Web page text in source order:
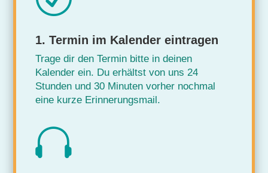
1. Termin im Kalender eintragen
Trage dir den Termin bitte in deinen
Kalender ein. Du erhältst von uns 24
Stunden und 30 Minuten vorher nochmal
eine kurze Erinnerungsmail.
